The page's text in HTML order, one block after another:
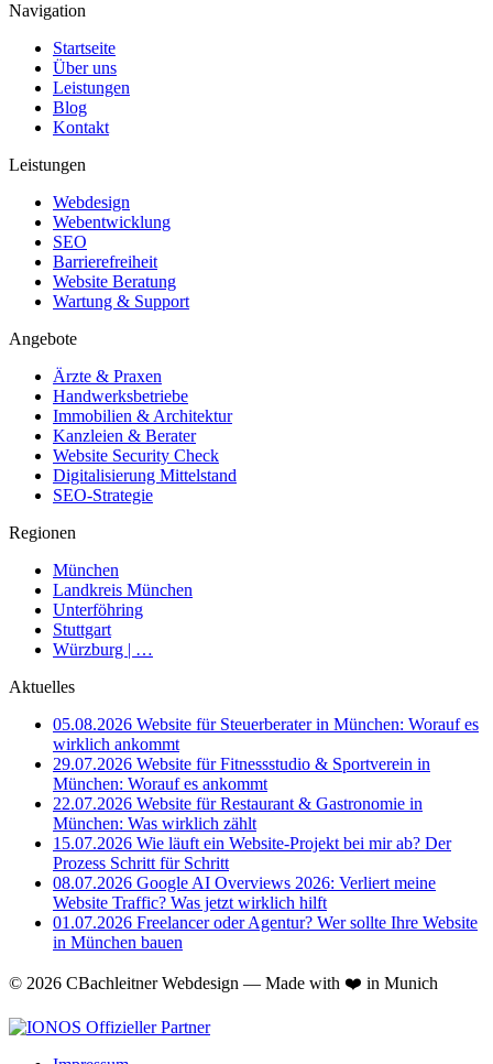
Navigation
Startseite
Über uns
Leistungen
Blog
Kontakt
Leistungen
Webdesign
Webentwicklung
SEO
Barrierefreiheit
Website Beratung
Wartung & Support
Angebote
Ärzte & Praxen
Handwerksbetriebe
Immobilien & Architektur
Kanzleien & Berater
Website Security Check
Digitalisierung Mittelstand
SEO-Strategie
Regionen
München
Landkreis München
Unterföhring
Stuttgart
Würzburg | …
Aktuelles
05.08.2026 Website für Steuerberater in München: Worauf es
wirklich ankommt
29.07.2026 Website für Fitnessstudio & Sportverein in
München: Worauf es ankommt
22.07.2026 Website für Restaurant & Gastronomie in
München: Was wirklich zählt
15.07.2026 Wie läuft ein Website-Projekt bei mir ab? Der
Prozess Schritt für Schritt
08.07.2026 Google AI Overviews 2026: Verliert meine
Website Traffic? Was jetzt wirklich hilft
01.07.2026 Freelancer oder Agentur? Wer sollte Ihre Website
in München bauen
© 2026 CBachleitner Webdesign — Made with ❤️ in Munich